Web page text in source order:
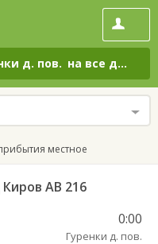
д. пов. на все дни
местное
АВ 216
0:00
Гуренки д. пов.